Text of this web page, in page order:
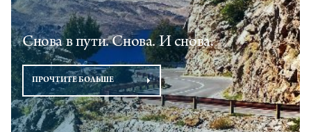
Снова в пути. Снова. И снова.
ПРОЧТИТЕ БОЛЬШЕ